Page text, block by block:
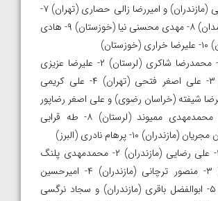
۵- پوریا هاشمی (مازندران) و امیررضا زالی حصاری (تهران) ۷-
سینا زندی (همدان) ۸- مهدی محسنی نیا (خوزستان) ۹- هادی
۶۰ کیلوگرم: ۱- محمدرضا شاکری (لرستان) ۲- علیرضا عزیزی
(توابع تهران) ۳- علی اصغر فتحی (تهران) ۴- علی کریمی
۵- علیرضا شیفته (خراسان رضوی) و علی اصغر رضاپور
(مازندران) ۷- محمدمهدی ممیوند (لرستان) ۸- طه قرابی
۶۵ کیلوگرم: ۱- علی رضایی (مازندران) ۲- محمدمهدی پلنگ
وار (مازندران) ۳- منصور ترچانی (مازندران) ۴- امیرحسین
شمس (البرز) ۵- ابوالفضل باقری (مازندران) و سجاد نرگسی